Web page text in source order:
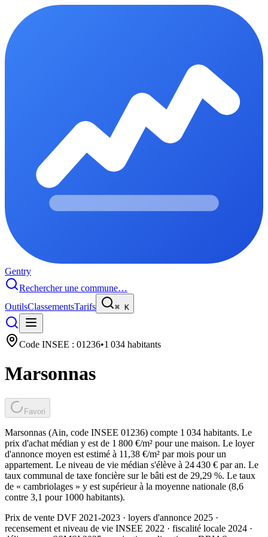
Gentry
Rechercher une commune…
OutilsClassementsTarifs ⌘ K
Code INSEE : 01236•1 034 habitants
Marsonnas
Favori
Marsonnas (Ain, code INSEE 01236) compte 1 034 habitants. Le
prix d'achat médian y est de 1 800 €/m² pour une maison. Le loyer
d'annonce moyen est estimé à 11,38 €/m² par mois pour un
appartement. Le niveau de vie médian s'élève à 24 430 € par an. Le
taux communal de taxe foncière sur le bâti est de 29,29 %. Le taux
de « cambriolages » y est supérieur à la moyenne nationale (8,6
contre 3,1 pour 1000 habitants).
Prix de vente DVF 2021-2023 · loyers d'annonce 2025 ·
recensement et niveau de vie INSEE 2022 · fiscalité locale 2024 ·